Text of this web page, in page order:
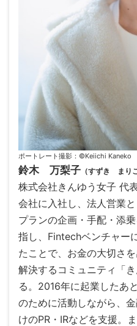
ポートレート撮影：©Keiichi Kaneko
鈴木 万梨子 （すずき まりこ
株式会社きんゆう女子 代
会社に入社し、法人営業
プランの企画・手配・添
指し、Fintechベンチャー
たことで、お金の大切さ
解決するコミュニティ「
る。2016年に起業したあ
のために活動しながら、
けのPR・IRなどを支援。